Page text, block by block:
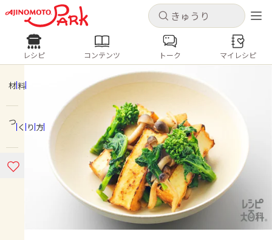
キャンセル
ログインするとレシピを保存できます
ログイン 新規登録
コンテンツ
レシピ
キャンセル
レシピ コンテンツ
人気の食材・レシピ
なす トマト
とうもろこし
ピーマン
みょうが ゴーヤ
レシピ コンテンツ トーク マイレシピ
材料
つくり方